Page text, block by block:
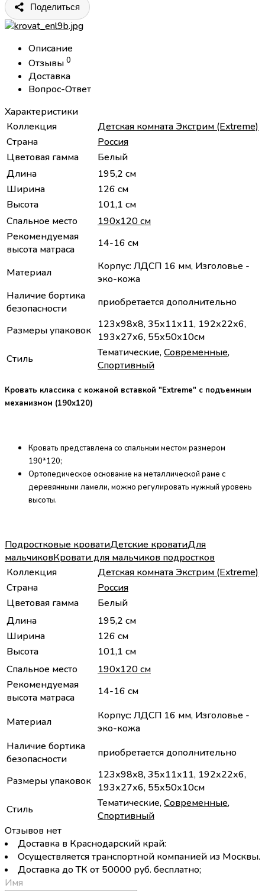
Поделиться
Описание
Отзывы 0
Доставка
Вопрос-Ответ
Характеристики
Коллекция
Детская комната Экстрим (Extreme)
Страна
Россия
Цветовая гамма
Белый
Длина
195,2 см
Ширина
126 см
Высота
101,1 см
Спальное место
190x120 см
Рекомендуемая
высота матраса
14-16 см
Материал
Корпус: ЛДСП 16 мм, Изголовье -
эко-кожа
Наличие бортика
безопасности
приобретается дополнительно
Размеры упаковок 123х98х8, 35х11х11, 192х22х6,
193х27х6, 55х50х10см
Стиль
Тематические,Современные,
Спортивный
Кровать классика с кожаной вставкой "Extreme" с подъемным
механизмом (190х120)
Кровать представлена со спальным местом размером
190*120;
Ортопедическое основание на металлической раме с
деревянными ламели, можно регулировать нужный уровень
высоты.
Подростковые кроватиДетские кроватиДля
мальчиковКровати для мальчиков подростков
Коллекция
Детская комната Экстрим (Extreme)
Страна
Россия
Цветовая гамма
Белый
Длина
195,2 см
Ширина
126 см
Высота
101,1 см
Спальное место
190x120 см
Рекомендуемая
высота матраса
14-16 см
Материал
Корпус: ЛДСП 16 мм, Изголовье -
эко-кожа
Наличие бортика
безопасности
приобретается дополнительно
Размеры упаковок 123х98х8, 35х11х11, 192х22х6,
193х27х6, 55х50х10см
Стиль
Тематические,Современные,
Спортивный
Отзывов нет
Доставка в Краснодарский край:
Осуществляется транспортной компанией из Москвы.
Доставка до ТК от 50000 руб. бесплатно;
Имя